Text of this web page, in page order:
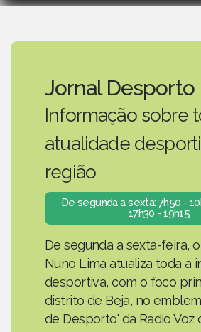
Jornal Desporto
Informação sobre
atualidade
região
De segunda a sexta: 7h50 -
17h30 - 19h15
De segunda a sexta-feira,
Nuno Lima atualiza toda a
desportiva, com o foco
distrito de Beja, no
de Desporto' da Rádio Voz